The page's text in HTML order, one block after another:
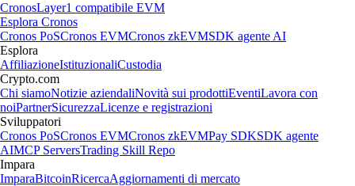
CronosLayer1 compatibile EVM
Esplora Cronos
Cronos PoSCronos EVMCronos zkEVMSDK agente AI
Esplora
AffiliazioneIstituzionaliCustodia
Crypto.com
Chi siamoNotizie aziendaliNovità sui prodottiEventiLavora con
noiPartnerSicurezzaLicenze e registrazioni
Sviluppatori
Cronos PoSCronos EVMCronos zkEVMPay SDKSDK agente
AIMCP ServersTrading Skill Repo
Impara
ImparaBitcoinRicercaAggiornamenti di mercato